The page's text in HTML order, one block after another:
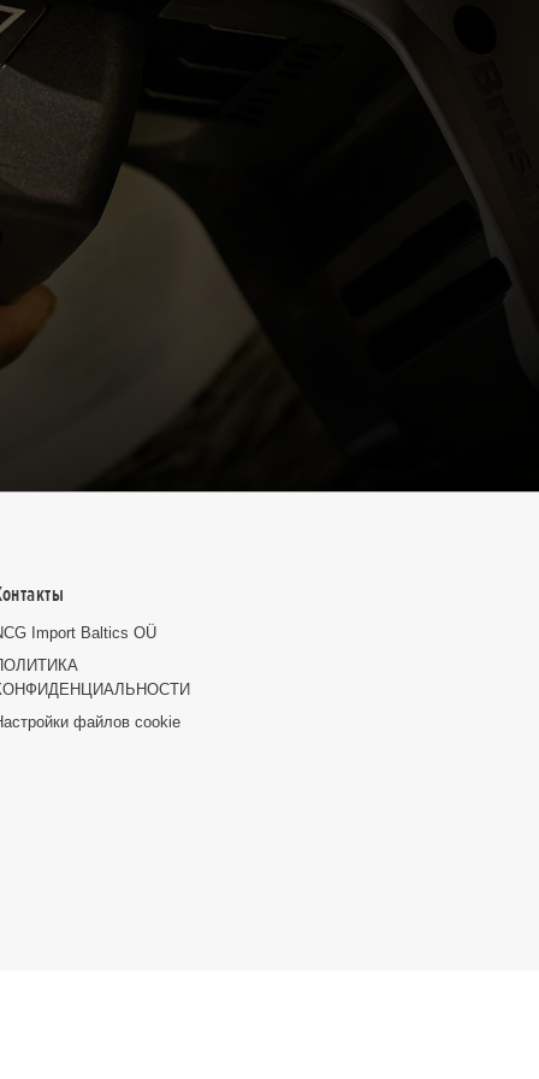
Import Baltics OÜ
файлов cookie